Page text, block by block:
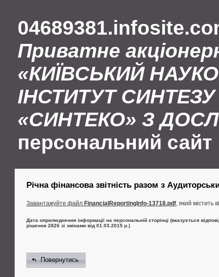
Приватне
«КИЇВСЬКИЙ
ІНСТИТУТ СИНТЕЗУ
«СИНТЕКО» З
персональний сайт
Річна фінансова звітність разом з
Завантажуйте файл FinancialReportingInfo-13718.pdf, який містить
Дата оприлюднення інформації на персональній сторінці (вказується
рішення 2826 зі змінами від 01.03.2015 р.)
Повернутись